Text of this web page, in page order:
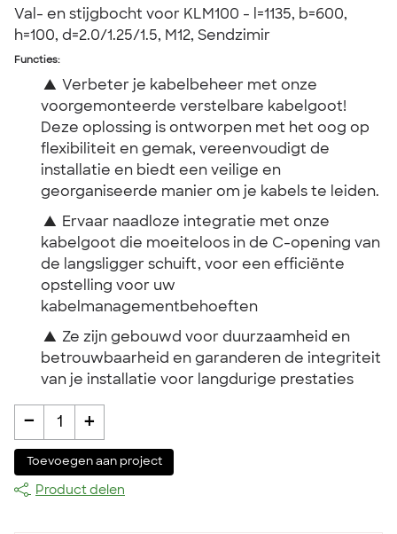
Val- en stijgbocht voor KLM100 - l=1135, b=600,
h=100, d=2.0/1.25/1.5, M12, Sendzimir
Functies:
▲ Verbeter je kabelbeheer met onze
voorgemonteerde verstelbare kabelgoot!
Deze oplossing is ontworpen met het oog op
flexibiliteit en gemak, vereenvoudigt de
installatie en biedt een veilige en
georganiseerde manier om je kabels te leiden.
▲ Ervaar naadloze integratie met onze
kabelgoot die moeiteloos in de C-opening van
de langsligger schuift, voor een efficiënte
opstelling voor uw
kabelmanagementbehoeften
▲ Ze zijn gebouwd voor duurzaamheid en
betrouwbaarheid en garanderen de integriteit
van je installatie voor langdurige prestaties
- 1 +
Toevoegen aan project
Product delen